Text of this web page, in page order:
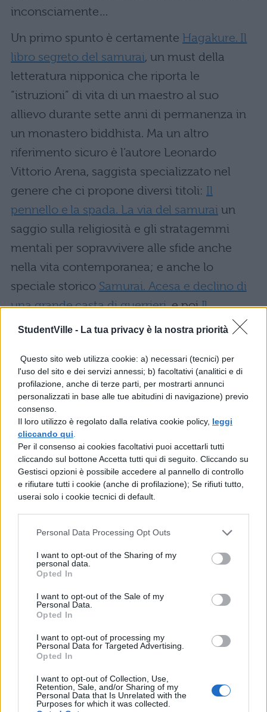
StudentVille - La tua privacy è la nostra priorità
Questo sito web utilizza cookie: a) necessari (tecnici) per
l'uso del sito e dei servizi annessi; b) facoltativi (analitici e di
profilazione, anche di terze parti, per mostrarti annunci
personalizzati in base alle tue abitudini di navigazione) previo
consenso.
Il loro utilizzo è regolato dalla relativa cookie policy, leggi
cliccando qui
Per il consenso ai cookies facoltativi puoi accettarli tutti
cliccando sul bottone Accetta tutti qui di seguito. Cliccando su
Gestisci opzioni è possibile accedere al pannello di controllo
e rifiutare tutti i cookie (anche di profilazione); Se rifiuti tutto,
userai solo i cookie tecnici di default.
Personal Data Processing Opt Outs
I want to opt-out of the Sharing of my
personal data.
Opted In
I want to opt-out of the Sale of my
Personal Data.
Opted In
I want to opt-out of processing my
Personal Data for Targeted Advertising.
Opted In
I want to opt-out of Collection, Use,
Retention, Sale, and/or Sharing of my
Personal Data that Is Unrelated with the
Purposes for which it was collected.
inconsciamente…
Un primo spunto è certamente Hagakure. Il
libro segreto del samurai, un must della
letteratura nipponica che riporta le
“istruzioni” di vita di un maestro al suo
allievo durante sette anni di permanenza in
un monastero biddhista. Ma un altro
riferimento sicuro è l’autore Leonardo
Vittorio Arena, saggista specializzato nel
genere che ci propone diversi titoli: Il
pennello e la spada. La via del samurai un
saggio sulla religiosità e gli stratagemmi
mentali per sopravvivere alle sfide anche
nella vita contemporanea; e anche lo
speciale storico Samurai. Acesa e declino di
una grande casta di guerrieri.e poiIl
coraggio del samuraiincentrato sull’arte
meditazione. Un ulteriore volume che ci
riporta a questo autore italiano èIl libro dei
cinque anelli di Miyamoto Musashi, tradotto
da Arena, è un vero e proprio trattato di
strategie di combattimento; che, come
vuole la tradizione giapponese, parte
innanzitutto dall’atteggiamento interiore.
COMMENTI